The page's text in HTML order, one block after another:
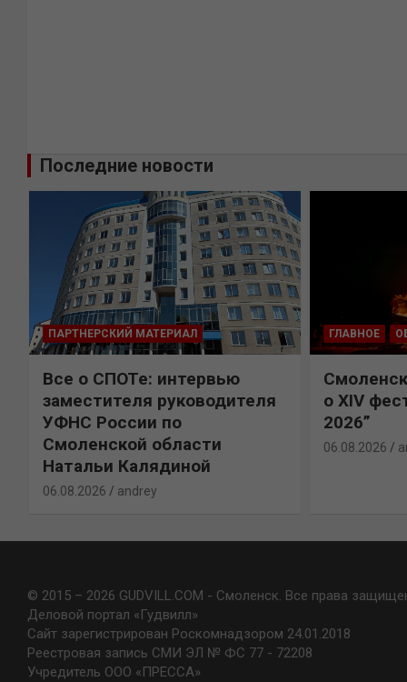
Последние новости
ПАРТНЕРСКИЙ МАТЕРИАЛ
Все о СПОТе: интервью
заместителя руководителя
УФНС России по
Смоленской области
Натальи Калядиной
06.08.2026 andrey
ГЛАВНОЕ
о XIV
2026”
06.08.2026
© 2015 – 2026 GUDVILL.COM - Смоленск. Все права
Деловой портал «Гудвилл»
Сайт зарегистрирован Роскомнадзором 24.01.2018
Реестровая запись СМИ ЭЛ № ФС 77 - 72208
Учредитель ООО «ПРЕССА»